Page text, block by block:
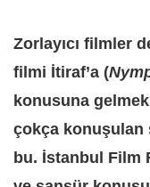
Zorlayıcı filmler
filmi İtiraf’a (
konusuna
çokça konuşulan
bu. İstanbul Film